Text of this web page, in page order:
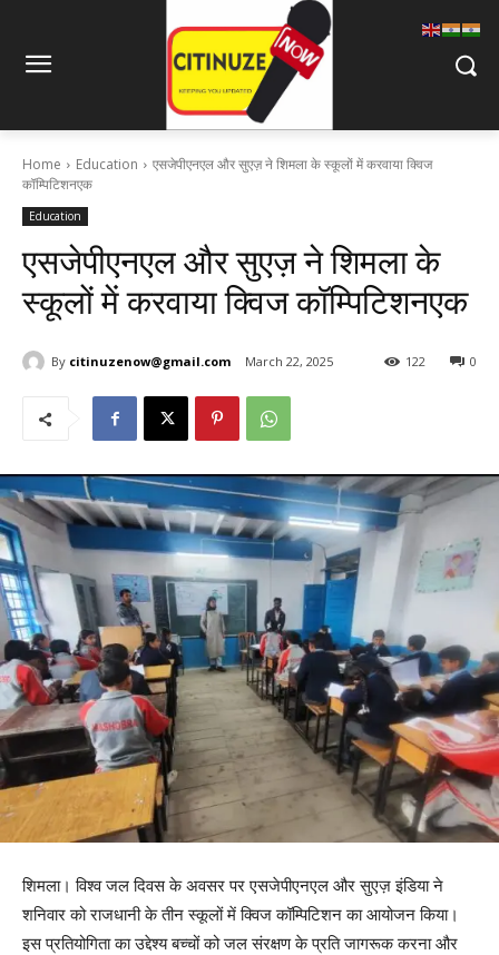
Home Education
एसजेपीएनएल और सुएज़ ने शिमला के स्कूलों में करवाया क्विज
कॉम्पिटिशनएक
Education
एसजेपीएनएल और सुएज़ ने शिमला के
स्कूलों में करवाया क्विज कॉम्पिटिशनएक
By citinuzenow@gmail.com March 22, 2025 0
122
शिमला। विश्व जल दिवस के अवसर पर एसजेपीएनएल और सुएज़ इंडिया ने
शनिवार को राजधानी के तीन स्कूलों में क्विज कॉम्पिटिशन का आयोजन किया।
इस प्रतियोगिता का उद्देश्य बच्चों को जल संरक्षण के प्रति जागरूक करना और